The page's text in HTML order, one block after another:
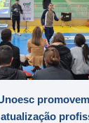
promovem